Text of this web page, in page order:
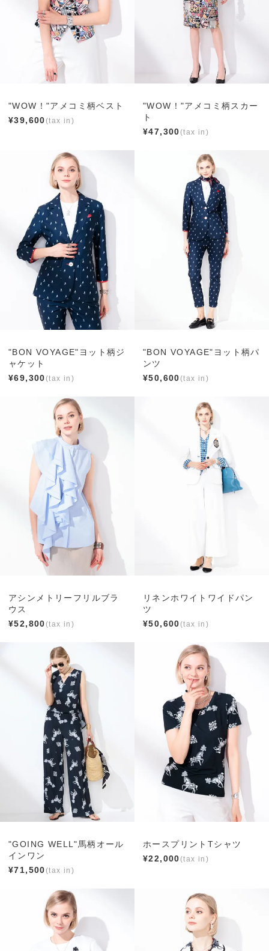
"WOW！"アメコミ柄ベスト
¥39,600
"WOW！"アメコミ柄スカー
ト
¥47,300
"BON VOYAGE"ヨット柄ジ
ャケット
¥69,300
"BON VOYAGE"ヨット柄パ
ンツ
¥50,600
アシンメトリーフリルブラ
ウス
¥52,800
リネンホワイトワイドパン
ツ
¥50,600
"GOING WELL"馬柄オール
インワン
¥71,500
ホースプリントTシャツ
¥22,000